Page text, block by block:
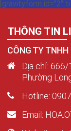
[gravityform id="2"
THÔNG TIN
CÔNG TY
Địa chỉ: 666/
Phường
Hotline:
Email: